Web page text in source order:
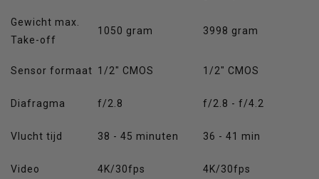
Gewicht max.
Take-off
1050 gram 3998 gram
Sensor formaat 1/2" CMOS 1/2" CMOS
Diafragma f/2.8 f/2.8 - f/4.2
Vlucht tijd 38 - 45 minuten 36 - 41 min
Video 4K/30fps 4K/30fps